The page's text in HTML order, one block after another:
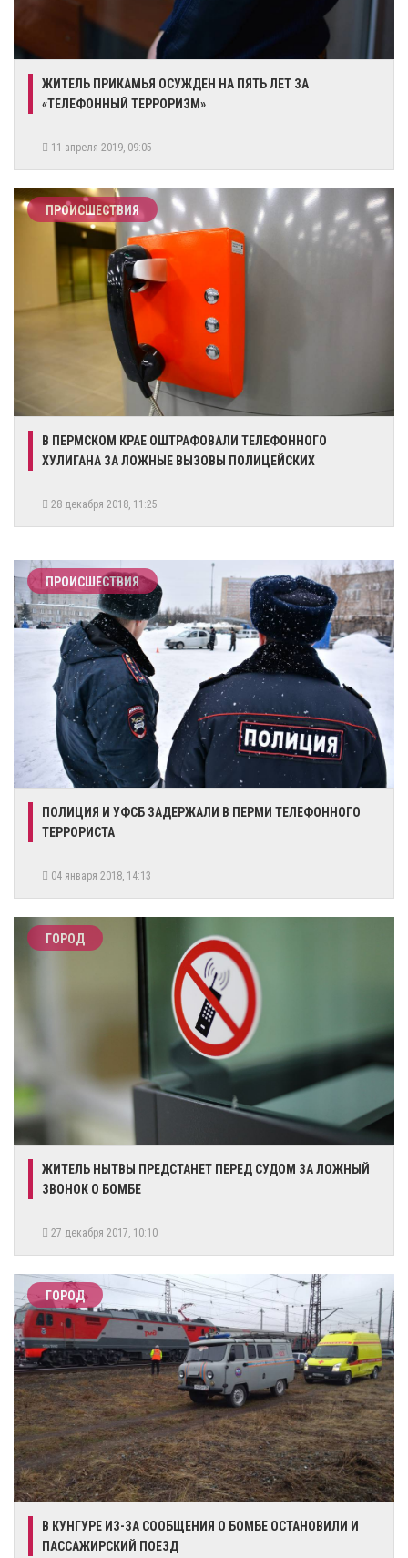
ЖИТЕЛЬ ПРИКАМЬЯ ОСУЖДЕН НА ПЯТЬ ЛЕТ ЗА
«ТЕЛЕФОННЫЙ ТЕРРОРИЗМ»
11 апреля 2019, 09:05
ПРОИСШЕСТВИЯ
В ПЕРМСКОМ КРАЕ ОШТРАФОВАЛИ ТЕЛЕФОННОГО
ХУЛИГАНА ЗА ЛОЖНЫЕ ВЫЗОВЫ ПОЛИЦЕЙСКИХ
28 декабря 2018, 11:25
ПРОИСШЕСТВИЯ
ПОЛИЦИЯ И УФСБ ЗАДЕРЖАЛИ В ПЕРМИ ТЕЛЕФОННОГО
ТЕРРОРИСТА
04 января 2018, 14:13
ГОРОД
​ЖИТЕЛЬ НЫТВЫ ПРЕДСТАНЕТ ПЕРЕД СУДОМ ЗА ЛОЖНЫЙ
ЗВОНОК О БОМБЕ
27 декабря 2017, 10:10
ГОРОД
В КУНГУРЕ ИЗ-ЗА СООБЩЕНИЯ О БОМБЕ ОСТАНОВИЛИ И
ПАССАЖИРСКИЙ ПОЕЗД